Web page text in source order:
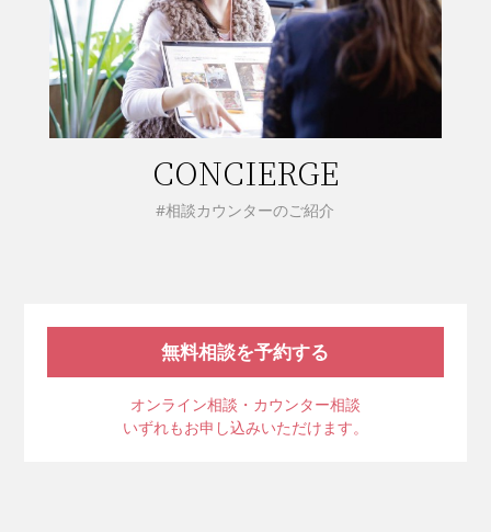
CONCIERGE
#相談カウンターのご紹介
無料相談を予約する
オンライン相談・カウンター相談
いずれもお申し込みいただけます。